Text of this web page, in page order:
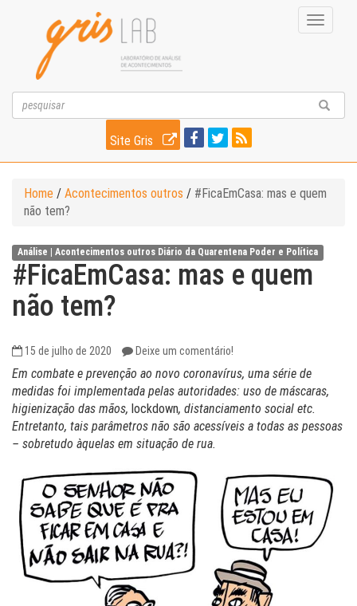
Toggle
Site Gris
Home / Acontecimentos outros / #FicaEmCasa: mas e quem
não tem?
Análise | Acontecimentos outros Diário da Quarentena Poder e Política
#FicaEmCasa: mas e quem
não tem?
15 de julho de 2020 Deixe um comentário!
Em combate e prevenção ao novo coronavírus, uma série de
medidas foi implementada pelas autoridades: uso de máscaras,
higienização das mãos, lockdown, distanciamento social etc.
Entretanto, tais parâmetros não são acessíveis a todas as pessoas
– sobretudo àquelas em situação de rua.